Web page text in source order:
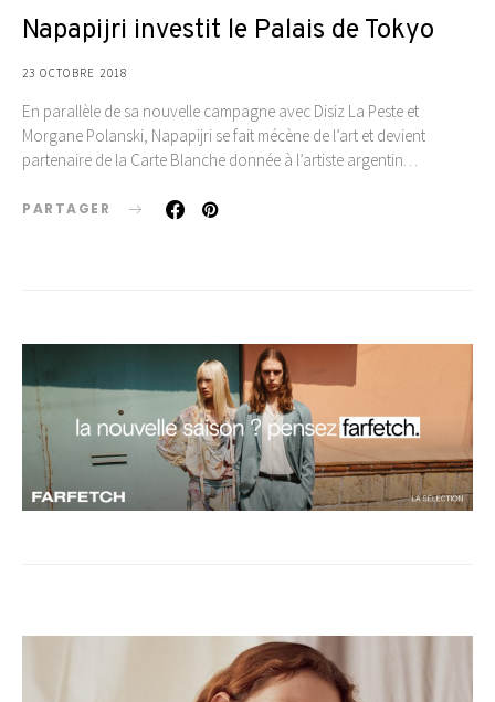
Napapijri investit le Palais de Tokyo
23 OCTOBRE 2018
En parallèle de sa nouvelle campagne avec Disiz La Peste et
Morgane Polanski, Napapijri se fait mécène de l’art et devient
partenaire de la Carte Blanche donnée à l’artiste argentin…
PARTAGER